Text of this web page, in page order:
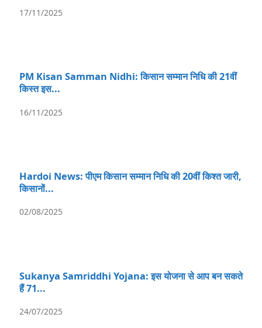
17/11/2025
PM Kisan Samman Nidhi: किसान सम्मान निधि की 21वीं
किस्त इस...
16/11/2025
Hardoi News: पीएम किसान सम्मान निधि की 20वीं किश्त जारी,
किसानों...
02/08/2025
Sukanya Samriddhi Yojana: इस योजना से आप बन सकते
हैं 71...
24/07/2025